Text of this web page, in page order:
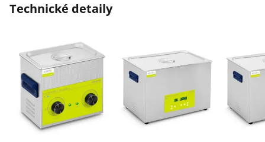
Technické detaily